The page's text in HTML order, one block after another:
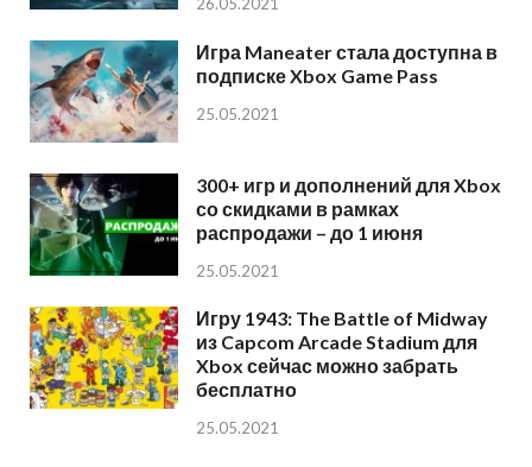
26.05.2021
Игра Maneater стала доступна в
подписке Xbox Game Pass
25.05.2021
300+ игр и дополнений для Xbox
со скидками в рамках
распродажи – до 1 июня
25.05.2021
Игру 1943: The Battle of Midway
из Capcom Arcade Stadium для
Xbox сейчас можно забрать
бесплатно
25.05.2021